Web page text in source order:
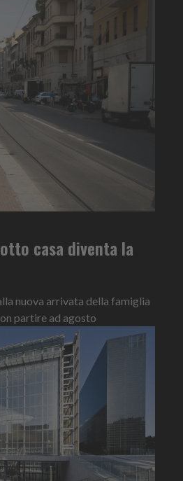
casa diventa la
nuova arrivata della famiglia
partire ad agosto